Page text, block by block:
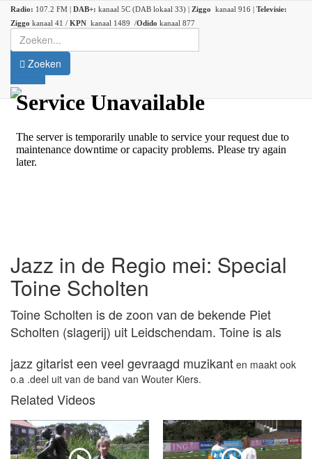
Radio: 107.2 FM | DAB+: kanaal 5C (DAB lokaal 33) | Ziggo kanaal 916 | Televisie:
Ziggo kanaal 41 / KPN kanaal 1489 /Odido kanaal 877
Zoeken
Jazz in de Regio mei: Special
Toine Scholten
Toine Scholten is de zoon van de bekende Piet
Scholten (slagerij) uit Leidschendam. Toine is als
jazz gitarist een veel gevraagd muzikant en maakt ook
o.a .deel uit van de band van Wouter Kiers.
Related Videos